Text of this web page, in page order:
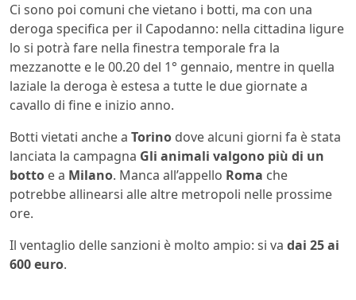
Ci sono poi comuni che vietano i botti, ma con una
deroga specifica per il Capodanno: nella cittadina ligure
lo si potrà fare nella finestra temporale fra la
mezzanotte e le 00.20 del 1° gennaio, mentre in quella
laziale la deroga è estesa a tutte le due giornate a
cavallo di fine e inizio anno.
Botti vietati anche a Torino dove alcuni giorni fa è stata
lanciata la campagna Gli animali valgono più di un
botto e a Milano. Manca all’appello Roma che
potrebbe allinearsi alle altre metropoli nelle prossime
ore.
Il ventaglio delle sanzioni è molto ampio: si va dai 25 ai
600 euro.